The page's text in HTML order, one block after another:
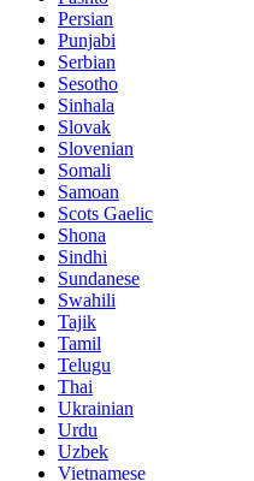
Persian
Punjabi
Serbian
Sesotho
Sinhala
Slovak
Slovenian
Somali
Samoan
Scots Gaelic
Shona
Sindhi
Sundanese
Swahili
Tajik
Tamil
Telugu
Thai
Ukrainian
Urdu
Uzbek
Vietnamese